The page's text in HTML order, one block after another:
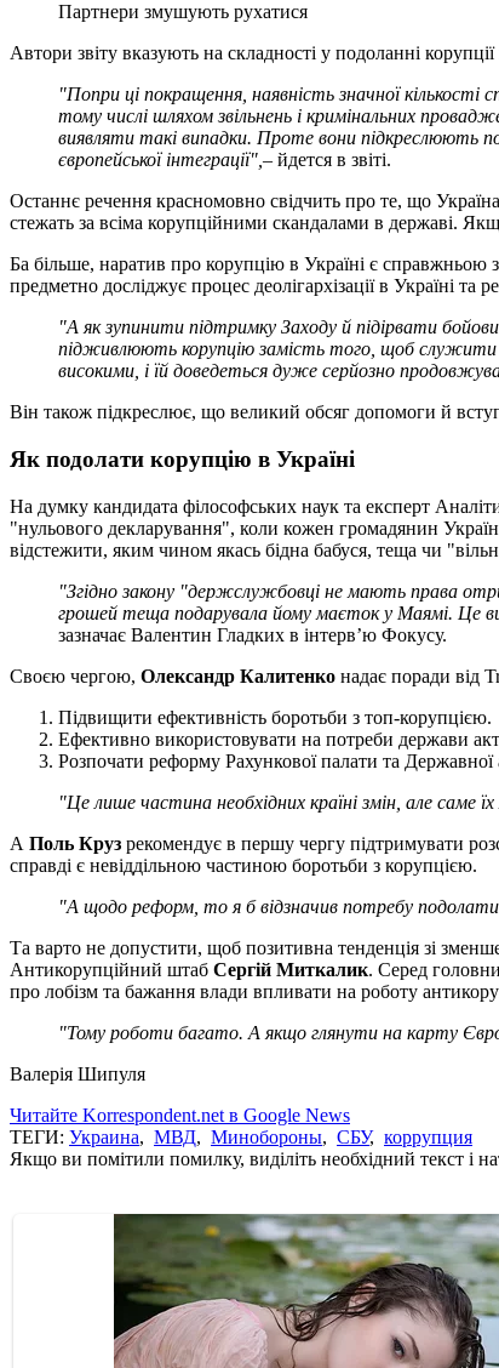
Партнери змушують рухатися
Автори звіту вказують на складності у подоланні
"Попри ці покращення, наявність значної кількості
тому числі шляхом звільнень і кримінальних
виявляти такі випадки. Проте вони підкреслюють
європейської інтеграції",– йдется в звіті.
Останнє речення красномовно свідчить про те, що
стежать за всіма корупційними скандалами в державі.
Ба більше, наратив про корупцію в Україні є справжньою
предметно досліджує процес деолігархізації в Україні
"А як зупинити підтримку Заходу й підірвати
підживлюють корупцію замість того, щоб служити
високими, і їй доведеться дуже серйозно
Він також підкреслює, що великий обсяг допомоги й
Як подолати корупцію в Україні
На думку кандидата філософських наук та експерт
"нульового декларування", коли кожен громадянин
відстежити, яким чином якась бідна бабуся, теща чи
"Згідно закону "держслужбовці не мають права
грошей теща подарувала йому маєток у Маямі. Це
зазначає Валентин Гладких в інтерв’ю Фокусу.
Своєю чергою, Олександр Калитенко надає поради від
Підвищити ефективність боротьби з топ-корупцією.
Ефективно використовувати на потреби держави
Розпочати реформу Рахункової палати та Державної
"Це лише частина необхідних країні змін, але саме
А Поль Круз рекомендує в першу чергу підтримувати
справді є невіддільною частиною боротьби з корупцією.
"А щодо реформ, то я б відзначив потребу
Та варто не допустити, щоб позитивна тенденція зі
Антикорупційний штаб Сергій Миткалик. Серед
про лобізм та бажання влади впливати на роботу
"Тому роботи багато. А якщо глянути на карту
Валерія Шипуля
Читайте Korrespondent.net в Google News
ТЕГИ: Украина, МВД, Минобороны, СБУ, коррупция
Якщо ви помітили помилку, виділіть необхідний текст і